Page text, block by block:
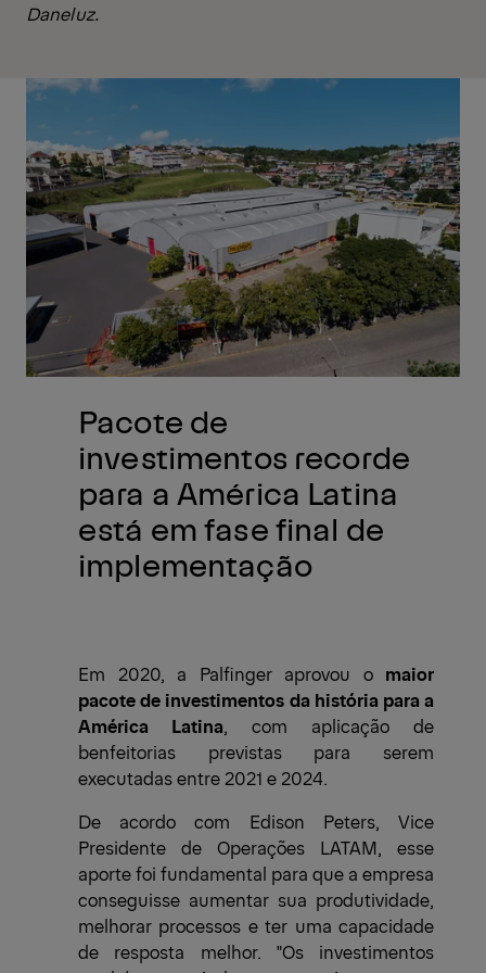
Daneluz.
Pacote de
investimentos recorde
para a América Latina
está em fase final de
implementação
Em 2020, a Palfinger aprovou o maior
pacote de investimentos da história para a
América Latina, com aplicação de
benfeitorias previstas para serem
executadas entre 2021 e 2024.
De acordo com Edison Peters, Vice
Presidente de Operações LATAM, esse
aporte foi fundamental para que a empresa
conseguisse aumentar sua produtividade,
melhorar processos e ter uma capacidade
de resposta melhor. "Os investimentos